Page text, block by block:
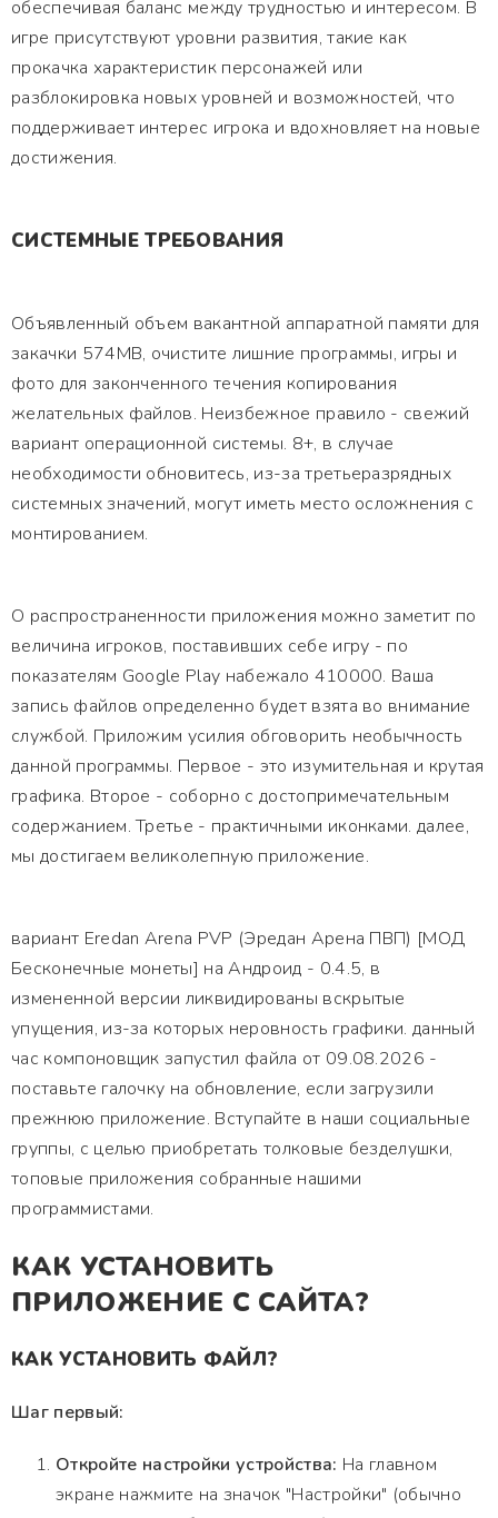
обеспечивая баланс между трудностью и интересом. В
игре присутствуют уровни развития, такие как
прокачка характеристик персонажей или
разблокировка новых уровней и возможностей, что
поддерживает интерес игрока и вдохновляет на новые
достижения.
СИСТЕМНЫЕ ТРЕБОВАНИЯ
Объявленный объем вакантной аппаратной памяти для
закачки 574MB, очистите лишние программы, игры и
фото для законченного течения копирования
желательных файлов. Неизбежное правило - свежий
вариант операционной системы. 8+, в случае
необходимости обновитесь, из-за третьеразрядных
системных значений, могут иметь место осложнения с
монтированием.
О распространенности приложения можно заметит по
величина игроков, поставивших себе игру - по
показателям Google Play набежало 410000. Ваша
запись файлов определенно будет взята во внимание
службой. Приложим усилия обговорить необычность
данной программы. Первое - это изумительная и крутая
графика. Второе - соборно с достопримечательным
содержанием. Третье - практичными иконками. далее,
мы достигаем великолепную приложение.
вариант Eredan Arena PVP (Эредан Арена ПВП) [МОД
Бесконечные монеты] на Андроид - 0.4.5, в
измененной версии ликвидированы вскрытые
упущения, из-за которых неровность графики. данный
час компоновщик запустил файла от 09.08.2026 -
поставьте галочку на обновление, если загрузили
прежнюю приложение. Вступайте в наши социальные
группы, с целью приобретать толковые безделушки,
топовые приложения собранные нашими
программистами.
КАК УСТАНОВИТЬ
ПРИЛОЖЕНИЕ С САЙТА?
КАК УСТАНОВИТЬ ФАЙЛ?
Шаг первый:
Откройте настройки устройства: На главном
экране нажмите на значок "Настройки" (обычно